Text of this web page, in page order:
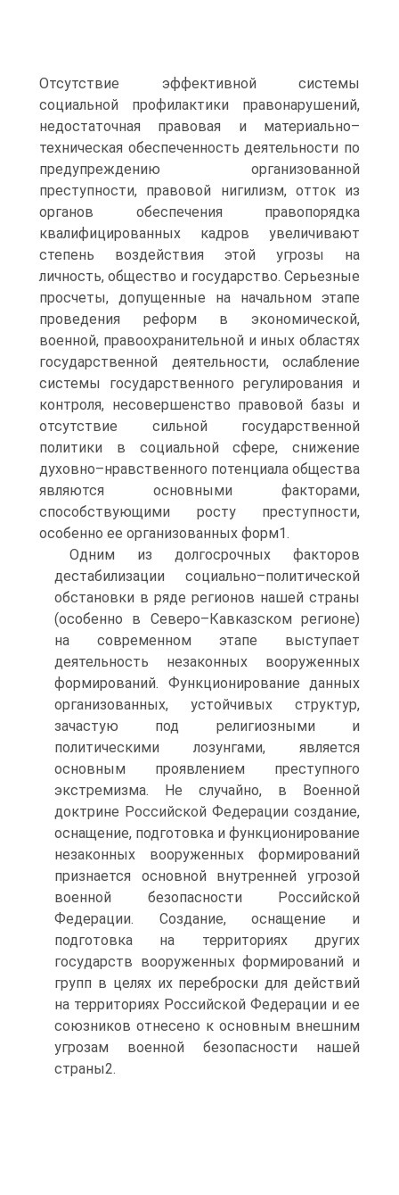
Отсутствие эффективной системы
социальной профилактики правонарушений,
недостаточная правовая и материально–
техническая обеспеченность деятельности по
предупреждению организованной
преступности, правовой нигилизм, отток из
органов обеспечения правопорядка
квалифицированных кадров увеличивают
степень воздействия этой угрозы на
личность, общество и государство. Серьезные
просчеты, допущенные на начальном этапе
проведения реформ в экономической,
военной, правоохранительной и иных областях
государственной деятельности, ослабление
системы государственного регулирования и
контроля, несовершенство правовой базы и
отсутствие сильной государственной
политики в социальной сфере, снижение
духовно–нравственного потенциала общества
являются основными факторами,
способствующими росту преступности,
особенно ее организованных форм1.
Одним из долгосрочных факторов
дестабилизации социально–политической
обстановки в ряде регионов нашей страны
(особенно в Северо–Кавказском регионе)
на современном этапе выступает
деятельность незаконных вооруженных
формирований. Функционирование данных
организованных, устойчивых структур,
зачастую под религиозными и
политическими лозунгами, является
основным проявлением преступного
экстремизма. Не случайно, в Военной
доктрине Российской Федерации создание,
оснащение, подготовка и функционирование
незаконных вооруженных формирований
признается основной внутренней угрозой
военной безопасности Российской
Федерации. Создание, оснащение и
подготовка на территориях других
государств вооруженных формирований и
групп в целях их переброски для действий
на территориях Российской Федерации и ее
союзников отнесено к основным внешним
угрозам военной безопасности нашей
страны2.